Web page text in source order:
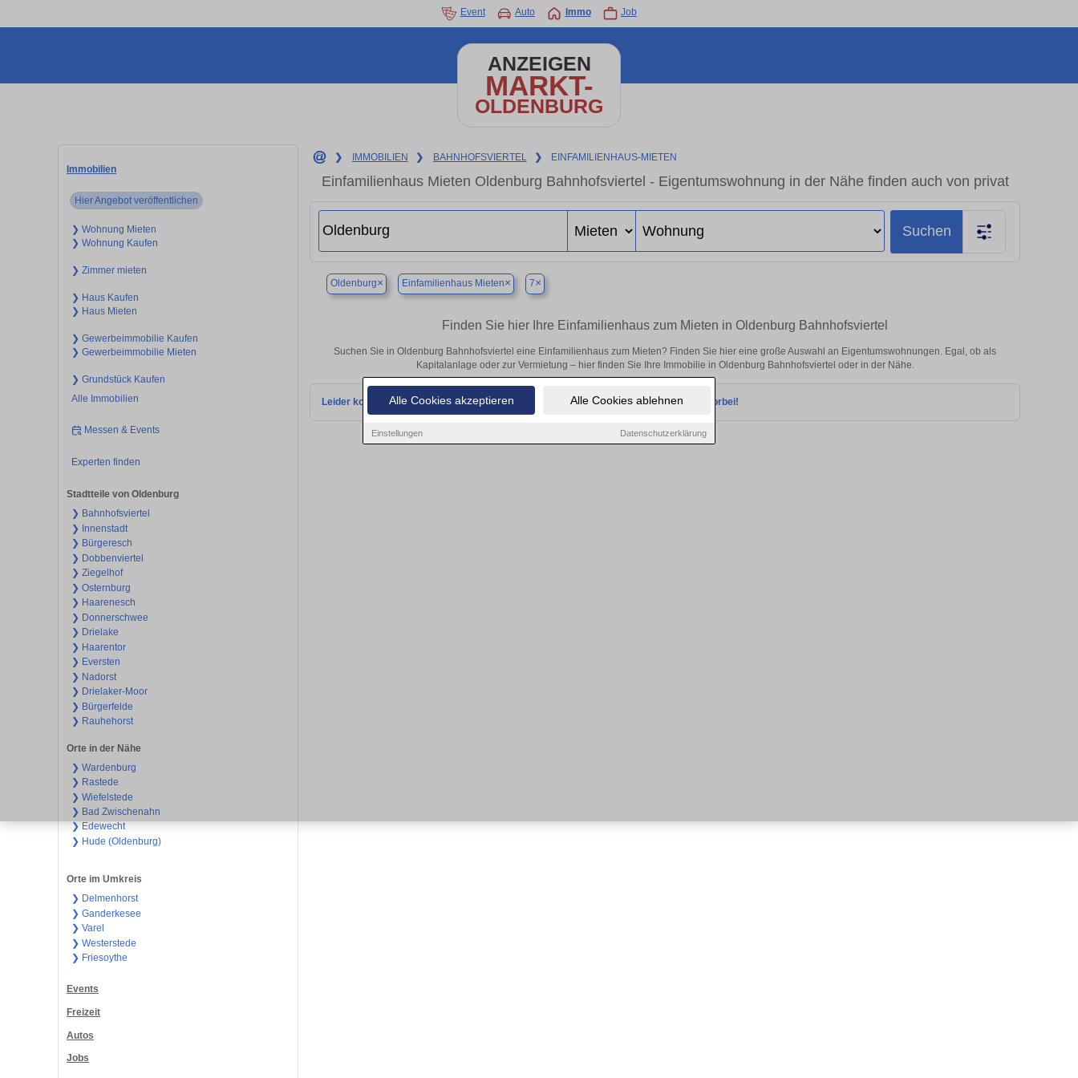
Alle Cookies akzeptieren Alle Cookies ablehnen
Einstellungen Datenschutzerklärung
Event Auto Immo Job
ANZEIGEN
MARKT-
OLDENBURG
Immobilien
Hier Angebot veröffentlichen
❯ Wohnung Mieten
❯ Wohnung Kaufen
❯ Zimmer mieten
❯ Haus Kaufen
❯ Haus Mieten
❯ Gewerbeimmobilie Kaufen
❯ Gewerbeimmobilie Mieten
❯ Grundstück Kaufen
Alle Immobilien
Messen & Events
Experten finden
Stadtteile von Oldenburg
❯ Bahnhofsviertel
❯ Innenstadt
❯ Bürgeresch
❯ Dobbenviertel
❯ Ziegelhof
❯ Osternburg
❯ Haarenesch
❯ Donnerschwee
❯ Drielake
❯ Haarentor
❯ Eversten
❯ Nadorst
❯ Drielaker-Moor
❯ Bürgerfelde
❯ Rauhehorst
Orte in der Nähe
❯ Wardenburg
❯ Rastede
❯ Wiefelstede
❯ Bad Zwischenahn
❯ Edewecht
❯ Hude (Oldenburg)
Orte im Umkreis
❯ Delmenhorst
❯ Ganderkesee
❯ Varel
❯ Westerstede
❯ Friesoythe
Events
Freizeit
Autos
Jobs
❯ IMMOBILIEN ❯ BAHNHOFSVIERTEL ❯ EINFAMILIENHAUS-MIETEN
Einfamilienhaus Mieten Oldenburg Bahnhofsviertel - Eigentumswohnung in der Nähe finden auch von privat
Suchen
Oldenburg× Einfamilienhaus Mieten× 7×
Finden Sie hier Ihre Einfamilienhaus zum Mieten in Oldenburg Bahnhofsviertel
Suchen Sie in Oldenburg Bahnhofsviertel eine Einfamilienhaus zum Mieten? Finden Sie hier eine große Auswahl an Eigentumswohnungen. Egal, ob als
Kapitalanlage oder zur Vermietung – hier finden Sie Ihre Immobilie in Oldenburg Bahnhofsviertel oder in der Nähe.
Leider konnten wir derzeit keine passenden Objekte finden. Schauen Sie bald wieder vorbei!